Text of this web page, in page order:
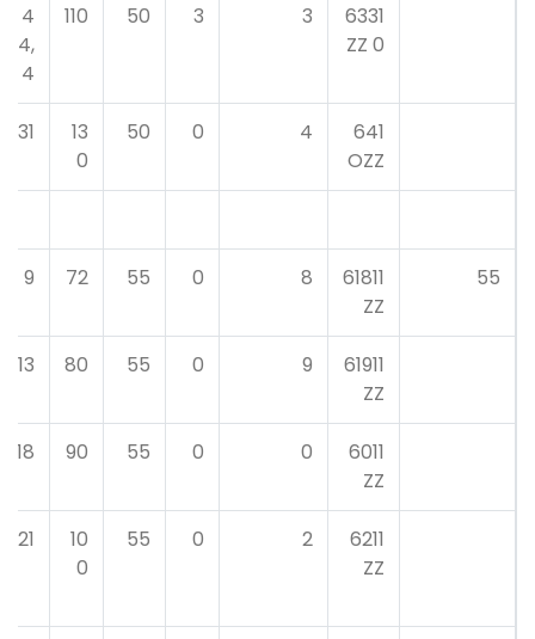
6331
0 ZZ
3
3
50
110
4
4,
4
641
OZZ
4
0
50
13
0
31
55
61811
ZZ
8
0
55
72
9
61911
ZZ
9
0
55
80
13
6011
ZZ
0
0
55
90
18
6211
ZZ
2
0
55
10
0
21